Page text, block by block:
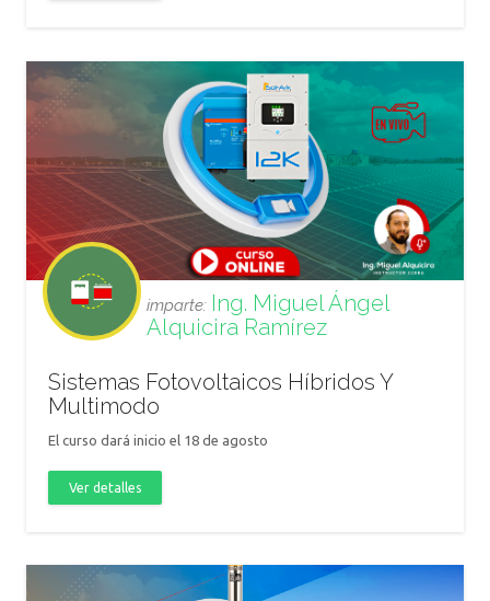
imparte: Ing. Miguel Ángel
Alquicira Ramírez
Sistemas Fotovoltaicos Híbridos Y
Multimodo
El curso dará inicio el 18 de agosto
Ver detalles